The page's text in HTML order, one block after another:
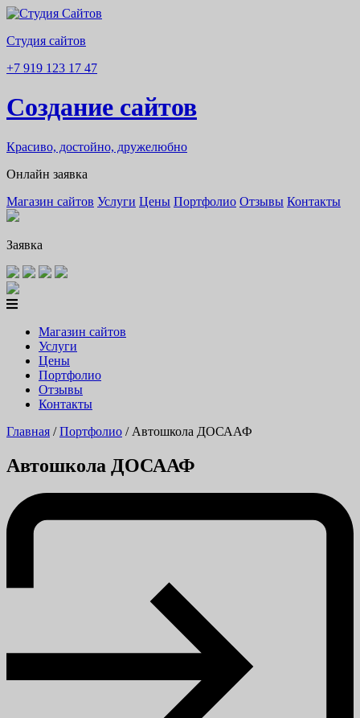
Студия сайтов
+7 919 123 17 47
Создание сайтов
Красиво, достойно, дружелюбно
Онлайн заявка
Магазин сайтов Услуги Цены Портфолио Отзывы Контакты
Заявка
Магазин сайтов
Услуги
Цены
Портфолио
Отзывы
Контакты
Главная / Портфолио / Автошкола ДОСААФ
Автошкола ДОСААФ